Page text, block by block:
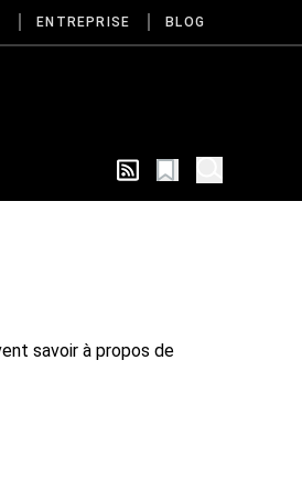
ENTREPRISE BLOG